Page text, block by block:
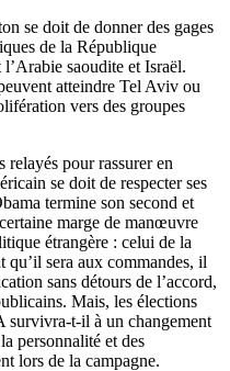
se doit de donner des gages
de la République
saoudite et Israël.
atteindre Tel Aviv ou
vers des groupes
relayés pour rassurer en
se doit de respecter ses
termine son second et
marge de manœuvre
étrangère : celui de la
sera aux commandes, il
sans détours de l’accord,
Mais, les élections
survivra-t-il à un changement
personnalité et des
lors de la campagne.